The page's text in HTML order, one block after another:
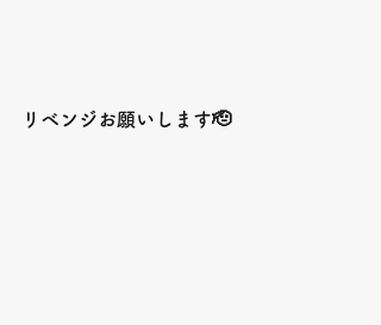
リベンジお願いします🫡